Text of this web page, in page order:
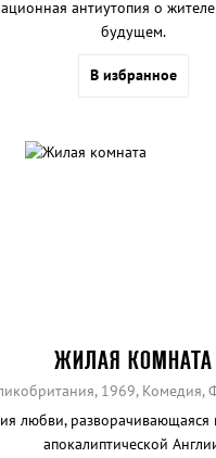
антиутопия о
будущем.
В избранное
ЖИЛАЯ КОМНАТА
1969, Комедия,
любви, разворачивающаяся
апокалиптической